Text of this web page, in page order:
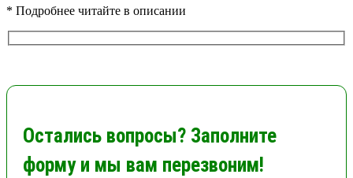
* Подробнее читайте в описании
Остались вопросы? Заполните
форму и мы вам перезвоним!